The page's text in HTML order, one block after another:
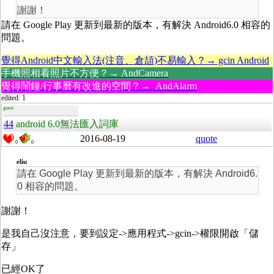
謝謝！
請在 Google Play 更新到最新的版本，有解決 Android6.0 相容的
問題。
覺得Android中文輸入法(注音、倉頡)不易輸入？→ gcin Android
手機照相看照片不方便？→ AndCamera
覺得鬧鐘/行事曆有改進的空間？→ AndAlarm
edited: 1
guest
44 android 6.0無法匯入詞庫
0 0 2016-08-19 quote
eliu
請在 Google Play 更新到最新的版本，有解決 Android6.
0 相容的問題。
謝謝！
是我自己沒注意，要到設定->應用程式->gcin->權限開啟「儲
存」
已經OK了